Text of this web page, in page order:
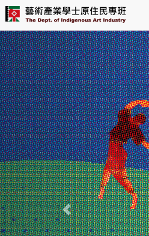
跳
到
主
要
內
容
區
塊
Previous